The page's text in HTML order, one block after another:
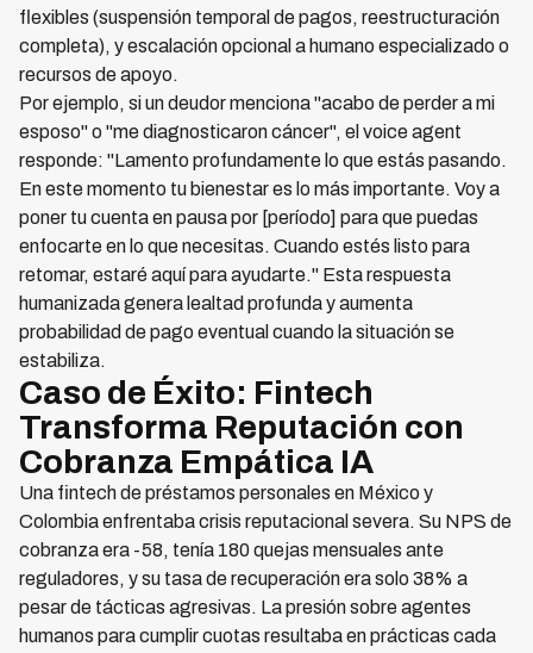
flexibles (suspensión temporal de pagos, reestructuración
completa), y escalación opcional a humano especializado o
recursos de apoyo.
Por ejemplo, si un deudor menciona "acabo de perder a mi
esposo" o "me diagnosticaron cáncer", el voice agent
responde: "Lamento profundamente lo que estás pasando.
En este momento tu bienestar es lo más importante. Voy a
poner tu cuenta en pausa por [período] para que puedas
enfocarte en lo que necesitas. Cuando estés listo para
retomar, estaré aquí para ayudarte." Esta respuesta
humanizada genera lealtad profunda y aumenta
probabilidad de pago eventual cuando la situación se
estabiliza.
Caso de Éxito: Fintech
Transforma Reputación con
Cobranza Empática IA
Una fintech de préstamos personales en México y
Colombia enfrentaba crisis reputacional severa. Su NPS de
cobranza era -58, tenía 180 quejas mensuales ante
reguladores, y su tasa de recuperación era solo 38% a
pesar de tácticas agresivas. La presión sobre agentes
humanos para cumplir cuotas resultaba en prácticas cada